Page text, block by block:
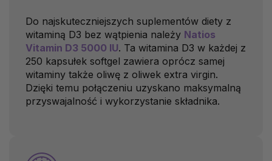
Do najskuteczniejszych suplementów diety z
witaminą D3 bez wątpienia należy Natios
Vitamin D3 5000 IU. Ta witamina D3 w każdej z
250 kapsułek softgel zawiera oprócz samej
witaminy także oliwę z oliwek extra virgin.
Dzięki temu połączeniu uzyskano maksymalną
przyswajalność i wykorzystanie składnika.